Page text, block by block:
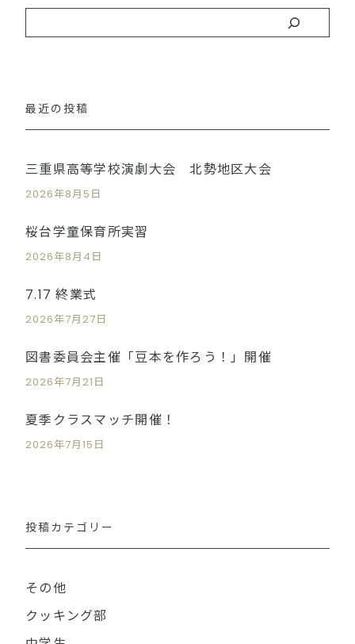
最近の投稿
三重県高等学校演劇大会 北勢地区大会
2026年8月5日
桜台学童保育所実習
2026年8月4日
7.17 終業式
2026年7月27日
図書委員会主催「豆本を作ろう！」開催
2026年7月21日
夏季クラスマッチ開催！
2026年7月15日
投稿カテゴリー
その他
クッキング部